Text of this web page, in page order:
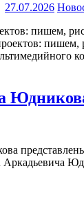
27.07.2026
пишем,
Аркадьевича